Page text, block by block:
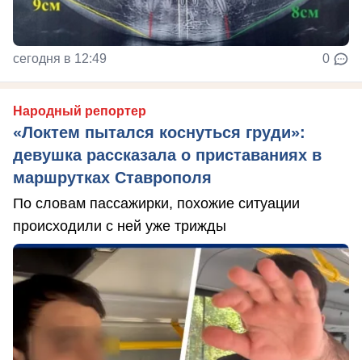
сегодня в 12:49 0
Народный репортер
«Локтем пытался коснуться груди»:
девушка рассказала о приставаниях в
маршрутках Ставрополя
По словам пассажирки, похожие ситуации
происходили с ней уже трижды